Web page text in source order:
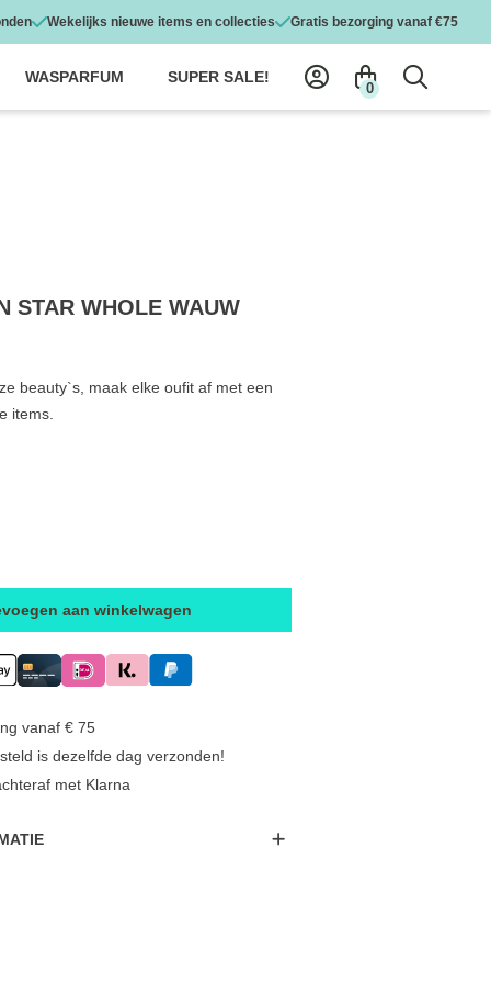
Wekelijks nieuwe items en collecties Gratis bezorging vanaf €75
WASPARFUM SUPER SALE!
0
STAR WHOLE WAUW
beauty`s, maak elke oufit af met een
items.
aan winkelwagen
vanaf € 75
is dezelfde dag verzonden!
met Klarna